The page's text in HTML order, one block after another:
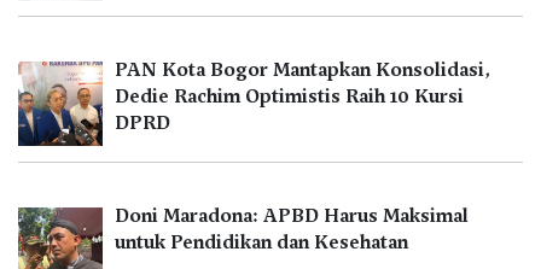
PAN Kota Bogor Mantapkan Konsolidasi,
Dedie Rachim Optimistis Raih 10 Kursi
DPRD
Doni Maradona: APBD Harus Maksimal
untuk Pendidikan dan Kesehatan